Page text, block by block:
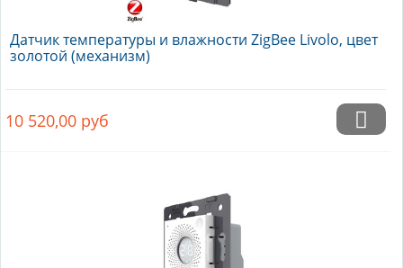
Датчик температуры и влажности ZigBee Livolo, цвет
золотой (механизм)
10 520,00 руб